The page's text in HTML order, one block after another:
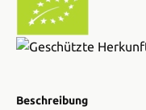
Beschreibung